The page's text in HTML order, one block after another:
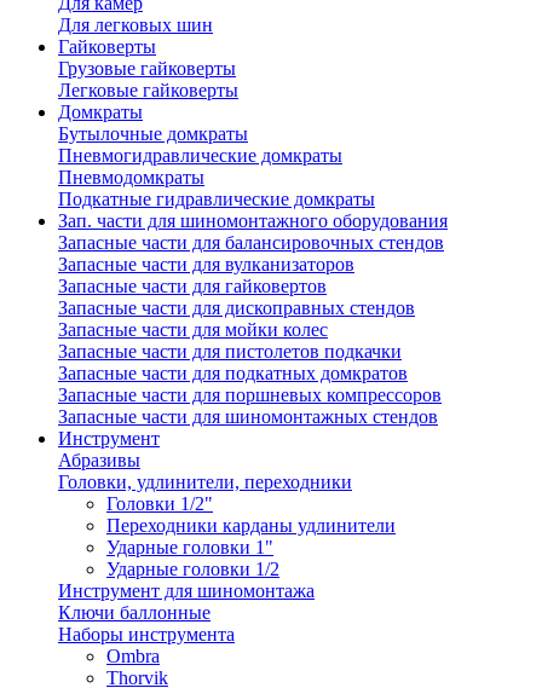
Для легковых шин
Гайковерты
Грузовые гайковерты
Легковые гайковерты
Домкраты
Бутылочные домкраты
Пневмогидравлические домкраты
Пневмодомкраты
Подкатные гидравлические домкраты
Зап. части для шиномонтажного оборудования
Запасные части для балансировочных стендов
Запасные части для вулканизаторов
Запасные части для гайковертов
Запасные части для дископравных стендов
Запасные части для мойки колес
Запасные части для пистолетов подкачки
Запасные части для подкатных домкратов
Запасные части для поршневых компрессоров
Запасные части для шиномонтажных стендов
Инструмент
Абразивы
Головки, удлинители, переходники
Головки 1/2"
Переходники карданы удлинители
Ударные головки 1"
Ударные головки 1/2
Инструмент для шиномонтажа
Ключи баллонные
Наборы инструмента
Ombra
Thorvik